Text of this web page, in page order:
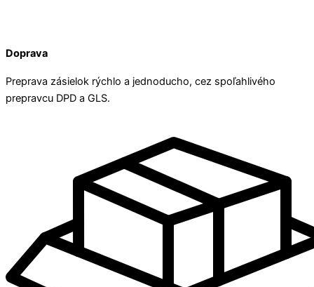
Doprava
Preprava zásielok rýchlo a jednoducho, cez spoľahlivého
prepravcu DPD a GLS.